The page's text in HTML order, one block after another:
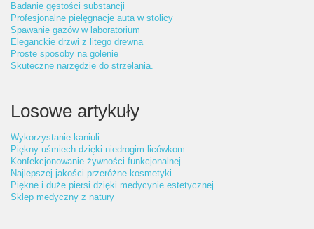
Badanie gęstości substancji
Profesjonalne pielęgnacje auta w stolicy
Spawanie gazów w laboratorium
Eleganckie drzwi z litego drewna
Proste sposoby na golenie
Skuteczne narzędzie do strzelania.
Losowe artykuły
Wykorzystanie kaniuli
Piękny uśmiech dzięki niedrogim licówkom
Konfekcjonowanie żywności funkcjonalnej
Najlepszej jakości przeróżne kosmetyki
Piękne i duże piersi dzięki medycynie estetycznej
Sklep medyczny z natury